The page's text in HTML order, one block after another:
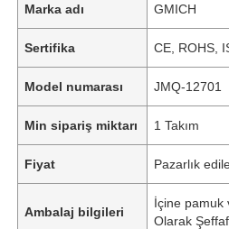
Marka adı GMICH
Sertifika CE, ROHS,
Model numarası JMQ-12701
Min sipariş miktarı 1 Takım
Fiyat Pazarlık
Ambalaj bilgileri
İçine pamuk
Olarak